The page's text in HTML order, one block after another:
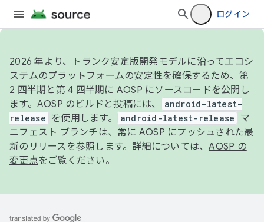
ログイン
2026 年より、トランク安定版開発モデルに沿ってエコシ
ステムのプラットフォームの安定性を確保するため、第
2 四半期と第 4 四半期に AOSP にソースコードを公開し
ます。AOSP のビルドと投稿には、
android-latest-
release
を使用します。 android-latest-release
マ
ニフェスト ブランチは、常に AOSP にプッシュされた最
新のリリースを参照します。詳細については、AOSP の
変更点をご覧ください。